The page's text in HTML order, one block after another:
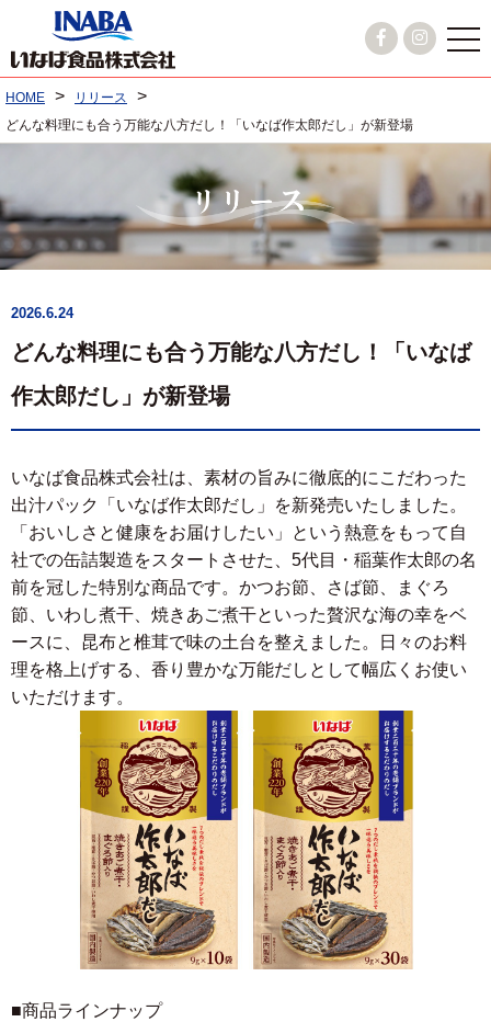
HOME > リリース >
どんな料理にも合う万能な八方だし！「いなば作太郎だし」が新登場
2026.6.24
どんな料理にも合う万能な八方だし！「いなば
作太郎だし」が新登場
いなば食品株式会社は、素材の旨みに徹底的にこだわった
出汁パック「いなば作太郎だし」を新発売いたしました。
「おいしさと健康をお届けしたい」という熱意をもって自
社での缶詰製造をスタートさせた、5代目・稲葉作太郎の名
前を冠した特別な商品です。かつお節、さば節、まぐろ
節、いわし煮干、焼きあご煮干といった贅沢な海の幸をベ
ースに、昆布と椎茸で味の土台を整えました。日々のお料
理を格上げする、香り豊かな万能だしとして幅広くお使い
いただけます。
■商品ラインナップ